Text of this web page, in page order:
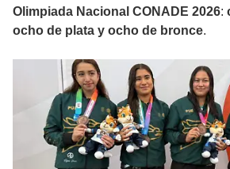
Olimpiada Nacional CONADE 2026:
ocho de plata y ocho de bronce.